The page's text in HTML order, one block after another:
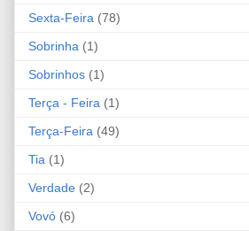
Sexta-Feira (78)
Sobrinha (1)
Sobrinhos (1)
Terça - Feira (1)
Terça-Feira (49)
Tia (1)
Verdade (2)
Vovó (6)